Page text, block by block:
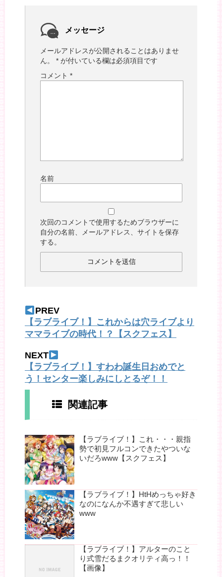
メッセージ
メールアドレスが公開されることはありませ
ん。
* が付いている欄は必須項目です
コメント *
名前
次回のコメントで使用するためブラウザーに
自分の名前、メールアドレス、サイトを保存
する。
PREV
【ラブライブ！】これからは穴ライブより
ママライブの時代！？【スクフェス】
NEXT
【ラブライブ！】すわわ誕生日おめでと
う！センター楽しみにしとるぞ！！
関連記事
【ラブライブ！】これ・・・親指
勢で初見フルコンできたやついな
いだろwww【スクフェス】
【ラブライブ！】HtHめっちゃ好き
なのになんか不遇すぎて悲しい
www
【ラブライブ！】アルターのこと
り式雪だるまクオリティ高っ！！
【画像】